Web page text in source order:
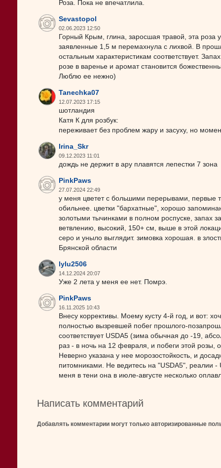
Роза. Пока не впечатлила.
Sevastopol
02.06.2023 12:50
Горный Крым, глина, заросшая травой, эта роза
заявленные 1,5 м перемахнула с лихвой. В
остальным характеристикам соответствует.
розе в варенье и аромат становится
Люблю ее нежно)
Tanechka07
12.07.2023 17:15
шотландия
Катя К для розбук:
переживает без проблем жару и засуху, но
Irina_Skr
09.12.2023 11:01
дождь не держит в ару плавятся лепестки 7 зона
PinkPaws
27.07.2024 22:49
у меня цветет с большими перерывами, первые
обильнее. цветки "бархатные", хорошо
золотыми тычинками в полном роспуске, запах
ветвлению, высокий, 150+ см, выше в этой
серо и уныло выглядит. зимовка хорошая. в
Брянской области
lylu2506
14.12.2024 20:07
Уже 2 лета у меня ее нет. Помрэ.
PinkPaws
16.11.2025 10:43
Внесу коррективы. Моему кусту 4-й год, и вот:
полностью вызревшей побег прошлого-
соответствует USDA5 (зима обычная до -19,
раз - в ночь на 12 февраля, и побеги этой розы,
Неверно указана у нее морозостойкость, и
питомниками. Не ведитесь на "USDA5", реалии
меня в тени она в июле-августе несколько
Написать комментарий
Добавлять комментарии могут только авторизированные